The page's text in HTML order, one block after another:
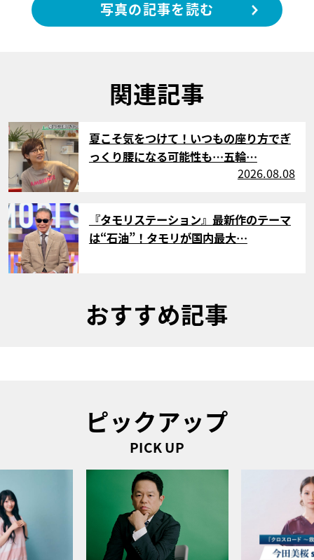
写真の記事を読む
関連記事
サムネイル
夏こそ気をつけて！いつもの座り方でぎ
っくり腰になる可能性も…五輪…
2026.08.08
サムネイル
『タモリステーション』最新作のテーマ
は“石油”！タモリが国内最大…
おすすめ記事
ピックアップ
PICK UP